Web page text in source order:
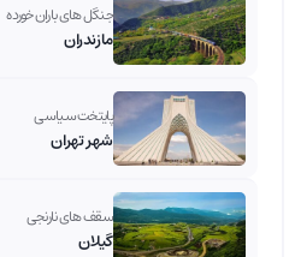
جنگل های باران خورده
مازندران
پایتخت سیاسی
شهر تهران
سقف های نارنجی
گیلان